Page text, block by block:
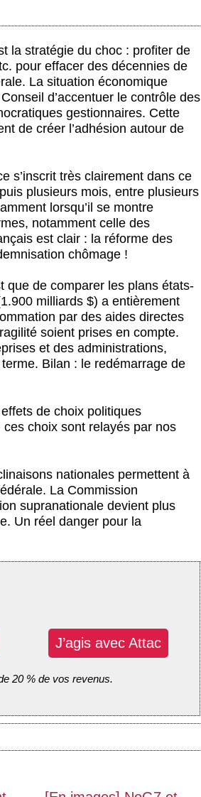
la stratégie du choc : profiter de
pour effacer des décennies de
La situation économique
d’accentuer le contrôle des
gestionnaires. Cette
de créer l’adhésion autour de
s’inscrit très clairement dans ce
plusieurs mois, entre plusieurs
lorsqu’il se montre
notamment celle des
est clair : la réforme des
chômage !
que de comparer les plans états-
milliards $) a entièrement
par des aides directes
soient prises en compte.
et des administrations,
Bilan : le redémarrage de
de choix politiques
choix sont relayés par nos
nationales permettent à
La Commission
supranationale devient plus
Un réel danger pour la
J’agis avec Attac
20 % de vos revenus.